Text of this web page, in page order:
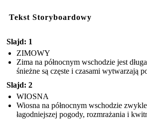
Tekst Storyboardowy
Slajd: 1
ZIMOWY
Zima na północnym wschodzie jest
śnieżne są częste i czasami wytwarzają
Slajd: 2
WIOSNA
Wiosna na północnym wschodzie
łagodniejszej pogody, rozmrażania i